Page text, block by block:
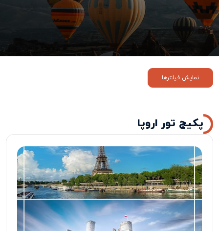
نمایش فیلترها
پکیج تور اروپا